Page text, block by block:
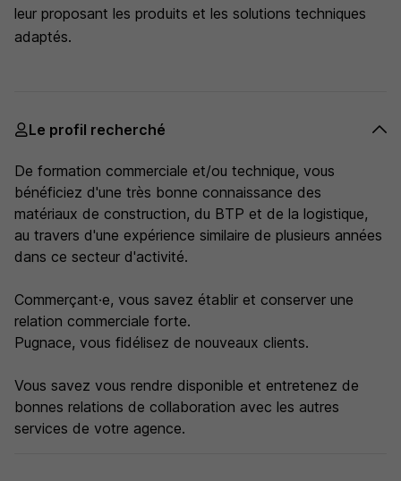
leur proposant les produits et les solutions techniques
adaptés.
Le profil recherché
De formation commerciale et/ou technique, vous
bénéficiez d'une très bonne connaissance des
matériaux de construction, du BTP et de la logistique,
au travers d'une expérience similaire de plusieurs années
dans ce secteur d'activité.
Commerçant·e, vous savez établir et conserver une
relation commerciale forte.
Pugnace, vous fidélisez de nouveaux clients.
Vous savez vous rendre disponible et entretenez de
bonnes relations de collaboration avec les autres
services de votre agence.